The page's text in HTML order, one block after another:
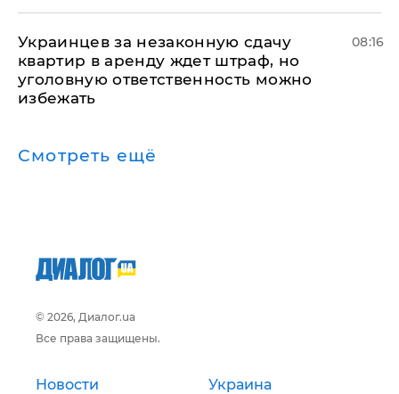
Украинцев за незаконную сдачу
квартир в аренду ждет штраф, но
уголовную ответственность можно
избежать
08:16
Смотреть ещё
© 2026, Диалог.ua
Все права защищены.
Новости Украина